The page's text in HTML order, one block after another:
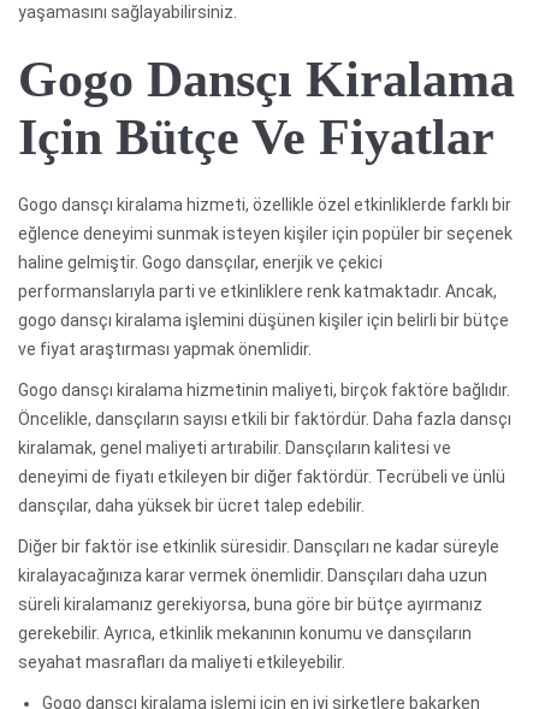
yaşamasını sağlayabilirsiniz.
Gogo Dansçı Kiralama
Için Bütçe Ve Fiyatlar
Gogo dansçı kiralama hizmeti, özellikle özel etkinliklerde farklı bir
eğlence deneyimi sunmak isteyen kişiler için popüler bir seçenek
haline gelmiştir. Gogo dansçılar, enerjik ve çekici
performanslarıyla parti ve etkinliklere renk katmaktadır. Ancak,
gogo dansçı kiralama işlemini düşünen kişiler için belirli bir bütçe
ve fiyat araştırması yapmak önemlidir.
Gogo dansçı kiralama hizmetinin maliyeti, birçok faktöre bağlıdır.
Öncelikle, dansçıların sayısı etkili bir faktördür. Daha fazla dansçı
kiralamak, genel maliyeti artırabilir. Dansçıların kalitesi ve
deneyimi de fiyatı etkileyen bir diğer faktördür. Tecrübeli ve ünlü
dansçılar, daha yüksek bir ücret talep edebilir.
Diğer bir faktör ise etkinlik süresidir. Dansçıları ne kadar süreyle
kiralayacağınıza karar vermek önemlidir. Dansçıları daha uzun
süreli kiralamanız gerekiyorsa, buna göre bir bütçe ayırmanız
gerekebilir. Ayrıca, etkinlik mekanının konumu ve dansçıların
seyahat masrafları da maliyeti etkileyebilir.
Gogo dansçı kiralama işlemi için en iyi şirketlere bakarken